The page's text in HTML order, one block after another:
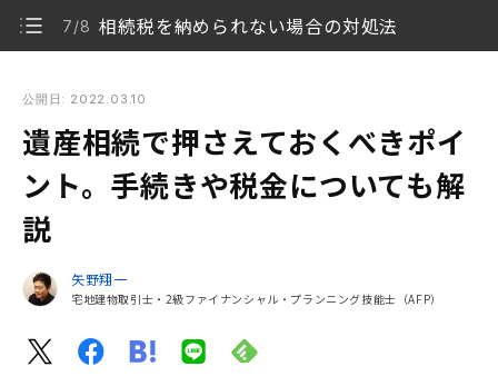
7/8 相続税を納められない場合の対処法
も解説
1/8 どのような財産が遺産相続に含まれる？
2/8 相続順位によって遺産分割に割合は異なる
4/8 遺産相続の流れ
5/8 相続したくない場合の対処法
公開日: 2022.03.10
遺産相続で押さえておくべきポイ
ント。手続きや税金についても解
説
矢野翔一
宅地建物取引士・2級ファイナンシャル・プランニング技能士（AFP）